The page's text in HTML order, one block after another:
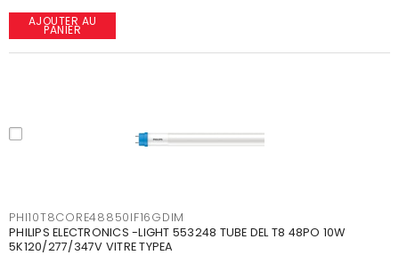
AJOUTER AU
PANIER
PHI10T8CORE48850IF16GDIM
PHILIPS ELECTRONICS -LIGHT 553248 TUBE DEL T8 48PO 10W
5K120/277/347V VITRE TYPEA